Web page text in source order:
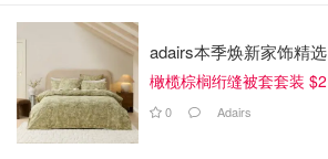
adairs本季焕新家饰精选
橄榄棕榈绗缝被套套装 $2
0 Adairs